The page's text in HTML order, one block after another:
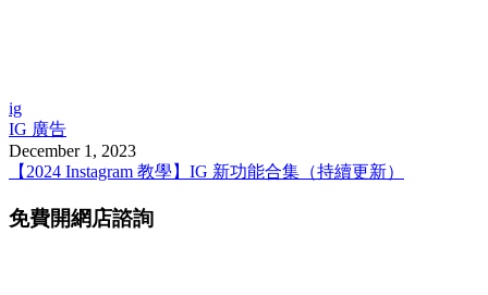
ig
IG 廣告
December 1, 2023
【2024 Instagram 教學】IG 新功能合集（持續更新）
免費開網店諮詢